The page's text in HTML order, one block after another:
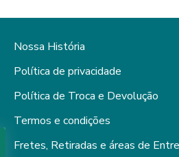
Nossa História
Política de privacidade
Política de Troca e Devolução
Termos e condições
Fretes, Retiradas e áreas de